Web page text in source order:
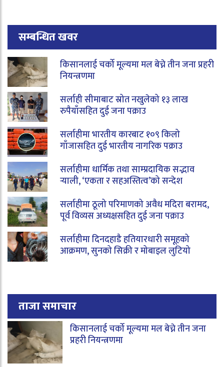
सम्बन्धित खवर
किसानलाई चर्को मूल्यमा मल बेच्ने तीन जना प्रहरी
नियन्त्रणमा
सर्लाही सीमाबाट स्रोत नखुलेको १३ लाख
रुपैयाँसहित दुई जना पक्राउ
सर्लाहीमा भारतीय कारबाट १०९ किलो
गाँजासहित दुई भारतीय नागरिक पक्राउ
सर्लाहीमा धार्मिक तथा साम्प्रदायिक सद्भाव
र्‍याली, ‘एकता र सहअस्तित्व’को सन्देश
सर्लाहीमा ठूलो परिमाणको अवैध मदिरा बरामद,
पूर्व विव्यस अध्यक्षसहित दुई जना पक्राउ
सर्लाहीमा दिनदहाडै हतियारधारी समूहको
आक्रमण, सुनको सिक्री र मोबाइल लुटियो
ताजा समाचार
किसानलाई चर्को मूल्यमा मल बेच्ने तीन जना
प्रहरी नियन्त्रणमा